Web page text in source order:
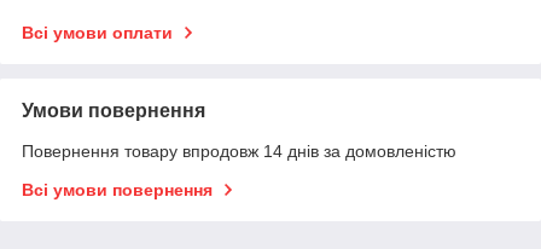
Всі умови оплати
Умови повернення
Повернення товару впродовж 14 днів за домовленістю
Всі умови повернення